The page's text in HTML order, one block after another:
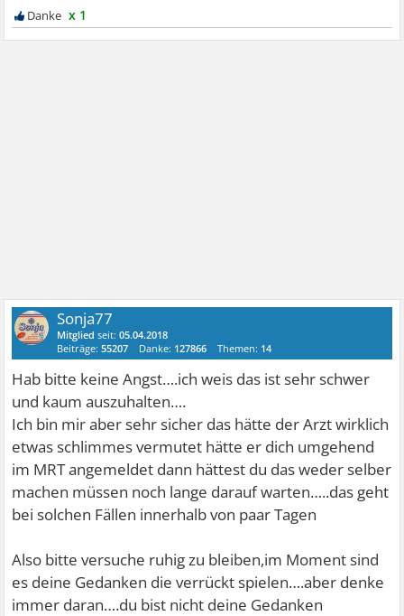
x 1
Sonja77
Mitglied seit:05.04.2018
Beiträge:55207 Danke: 127866 Themen: 14
Hab bitte keine Angst….ich weis das ist sehr schwer
und kaum auszuhalten….
Ich bin mir aber sehr sicher das hätte der Arzt wirklich
etwas schlimmes vermutet hätte er dich umgehend
im MRT angemeldet dann hättest du das weder selber
machen müssen noch lange darauf warten…..das geht
bei solchen Fällen innerhalb von paar Tagen
Also bitte versuche ruhig zu bleiben,im Moment sind
es deine Gedanken die verrückt spielen….aber denke
immer daran….du bist nicht deine Gedanken